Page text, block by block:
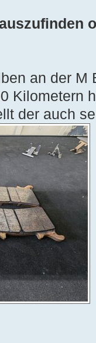
an der M
Kilometern
der auch